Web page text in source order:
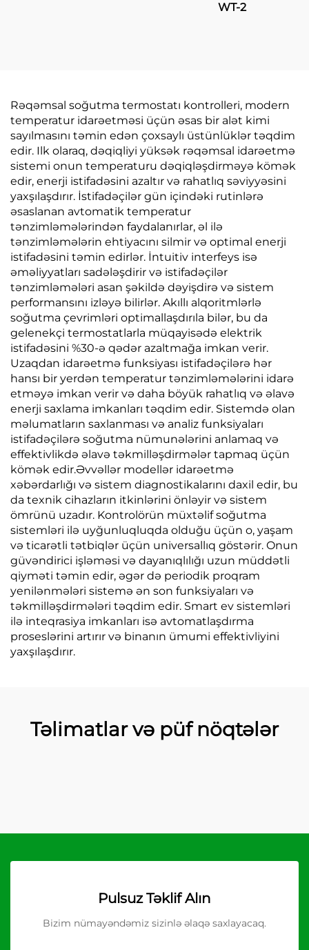
WT-2
Rəqəmsal soğutma termostatı kontrolleri, modern
temperatur idarəetməsi üçün əsas bir alət kimi
sayılmasını təmin edən çoxsaylı üstünlüklər təqdim
edir. Ilk olaraq, dəqiqliyi yüksək rəqəmsal idarəetmə
sistemi onun temperaturu dəqiqləşdirməyə kömək
edir, enerji istifadəsini azaltır və rahatlıq səviyyəsini
yaxşılaşdırır. İstifadəçilər gün içindəki rutinlərə
əsaslanan avtomatik temperatur
tənzimləmələrindən faydalanırlar, əl ilə
tənzimləmələrin ehtiyacını silmir və optimal enerji
istifadəsini təmin edirlər. İntuitiv interfeys isə
əməliyyatları sadələşdirir və istifadəçilər
tənzimləmələri asan şəkildə dəyişdirə və sistem
performansını izləyə bilirlər. Akıllı alqoritmlərlə
soğutma çevrimləri optimallaşdırıla bilər, bu da
gelenekçi termostatlarla müqayisədə elektrik
istifadəsini %30-ə qədər azaltmağa imkan verir.
Uzaqdan idarəetmə funksiyası istifadəçilərə hər
hansı bir yerdən temperatur tənzimləmələrini idarə
etməyə imkan verir və daha böyük rahatlıq və əlavə
enerji saxlama imkanları təqdim edir. Sistemdə olan
məlumatların saxlanması və analiz funksiyaları
istifadəçilərə soğutma nümunələrini anlamaq və
effektivlikdə əlavə təkmilləşdirmələr tapmaq üçün
kömək edir.Əvvəllər modellər idarəetmə
xəbərdarlığı və sistem diagnostikalarını daxil edir, bu
da texnik cihazların itkinlərini önləyir və sistem
ömrünü uzadır. Kontrolörün müxtəlif soğutma
sistemləri ilə uyğunluqluqda olduğu üçün o, yaşam
və ticarətli tətbiqlər üçün universallıq göstərir. Onun
güvəndirici işləməsi və dayanıqlılığı uzun müddətli
qiyməti təmin edir, əgər də periodik proqram
yenilənmələri sistemə ən son funksiyaları və
təkmilləşdirmələri təqdim edir. Smart ev sistemləri
ilə inteqrasiya imkanları isə avtomatlaşdırma
proseslərini artırır və binanın ümumi effektivliyini
yaxşılaşdırır.
Təlimatlar və püf nöqtələr
Pulsuz Təklif Alın
Bizim nümayəndəmiz sizinlə əlaqə saxlayacaq.